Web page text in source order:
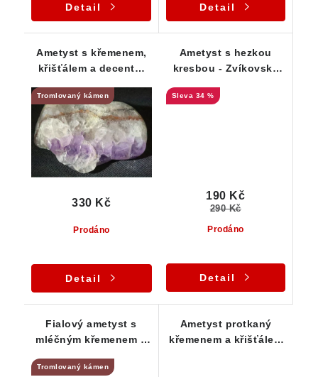
Detail Detail
Ametyst s křemenem,
křišťálem a decentní
Tromlovaný kámen
Prodáno
330 Kč
Detail
Ametyst s hezkou
kresbou - Zvíkovské
34 %
Prodáno
190 Kč
290 Kč
Detail
Fialový ametyst s
mléčným křemenem a
Tromlovaný kámen
Ametyst protkaný
křemenem a křišťálem